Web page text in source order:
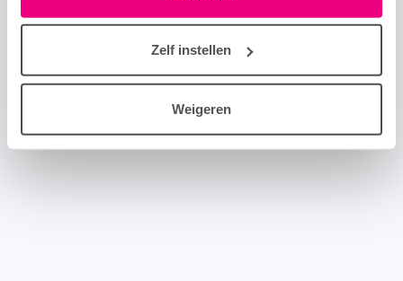
in het tabblad “details”.
Zelf instellen
Weigeren